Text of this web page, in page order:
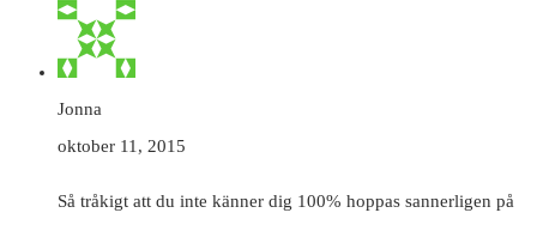
Jonna
oktober 11, 2015
Så tråkigt att du inte känner dig 100% hoppas sannerligen på